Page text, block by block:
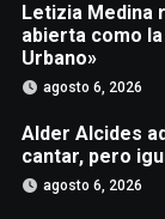
Letizia Medina
abierta como
Urbano»
agosto 6, 2026
Alder Alcides
cantar, pero
agosto 6, 2026